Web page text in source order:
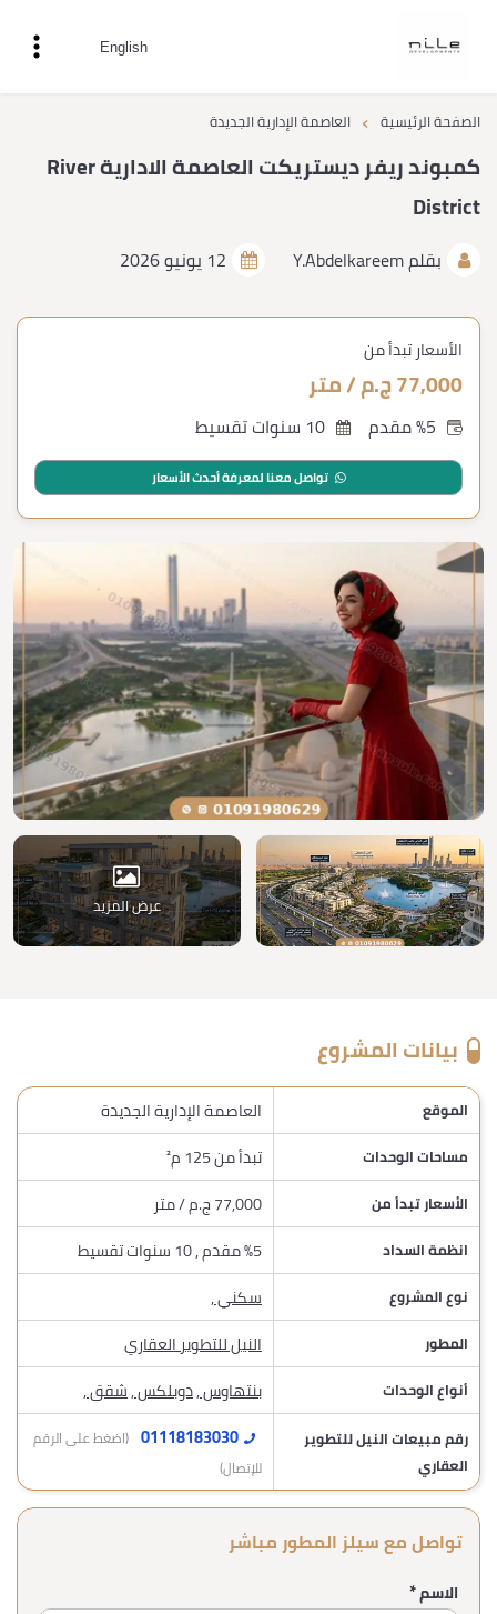
English
الصفحة الرئيسية › العاصمة الإدارية الجديدة
كمبوند ريفر ديستريكت العاصمة الادارية River
District
بقلمY.Abdelkareem 12 يونيو 2026
الأسعار تبدأ من
77,000 ج.م / متر
10 سنوات تقسيط
تواصل معنا لمعرفة أحدث الأسعار
عرض المزيد
بيانات المشروع
الموقع العاصمة الإدارية الجديدة
مساحات الوحدات تبدأ من 125 م²
الأسعار تبدأ من 77,000 ج.م / متر
انظمة السداد %5 مقدم , 10 سنوات تقسيط
نوع المشروع سكني,
المطور النيل للتطوير العقاري
أنواع الوحدات بنتهاوس,دوبلكس,شقق,
رقم مبيعات النيل للتطوير
العقاري
01118183030
(اضغط على الرقم
للإتصال)
تواصل مع سيلز المطور مباشر
الاسم *